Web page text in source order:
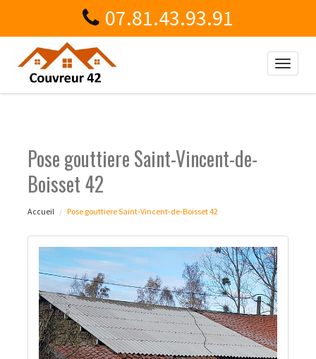
07.81.43.93.91
Toggle
Pose gouttiere Saint-Vincent-de-
Boisset 42
Accueil Pose gouttiere Saint-Vincent-de-Boisset 42